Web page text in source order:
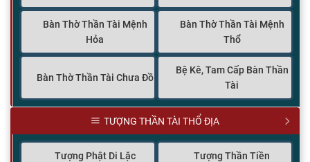
Bàn Thờ Thần Tài Mệnh
Hỏa
Bàn Thờ Thần Tài Mệnh
Thổ
Bàn Thờ Thần Tài Chưa Đồ
Bệ Kê, Tam Cấp Bàn Thần
Tài
TƯỢNG THẦN TÀI THỔ ĐỊA
Tượng Phật Di Lặc Tượng Thần Tiền